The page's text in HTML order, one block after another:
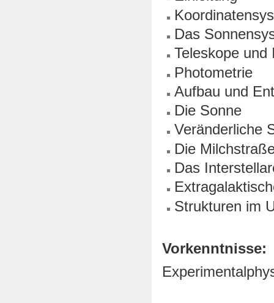
Das
Teleskope und
Photometrie
Aufbau und
Die Sonne
Veränderliche
Die
Das
Strukturen im
Vorkenntnisse: